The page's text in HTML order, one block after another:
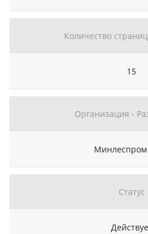
Количество
15
Организация -
Статус